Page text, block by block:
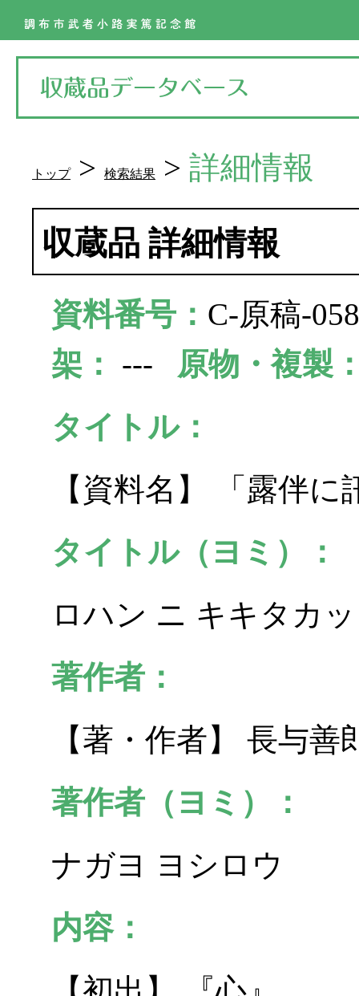
トップ> 検索結果 > 詳細情報
収蔵品 詳細情報
資料番号： C-原稿-
架：
--- 原物・複製
タイトル：
【資料名】 「露伴
タイトル（ヨミ）：
ロハン ニ キキタカ
著作者：
【著・作者】 長与善
著作者（ヨミ）：
ナガヨ ヨシロウ
内容：